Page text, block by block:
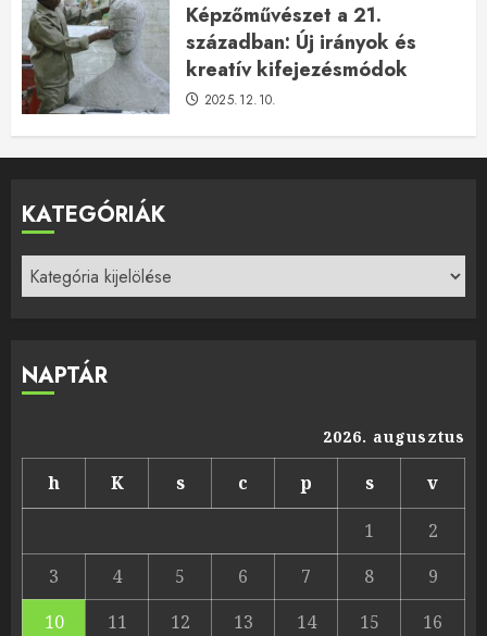
Képzőművészet a 21.
században: Új irányok és
kreatív kifejezésmódok
2025.12.10.
KATEGÓRIÁK
Kategóriák
NAPTÁR
2026. augusztus
h K s c p s
v
1
2
3
4 5 6 7 8
9
10
11 12 13 14 15 16